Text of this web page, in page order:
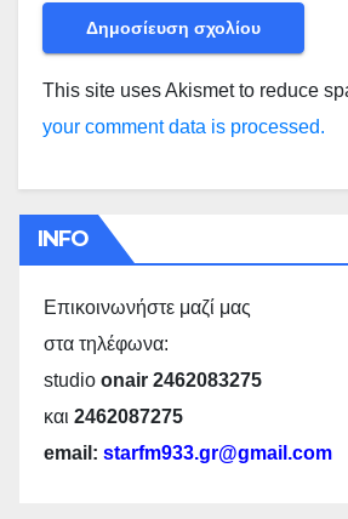
This site uses Akismet to reduce
your comment data is processed.
INFO
Επικοινωνήστε μαζί μας
στα τηλέφωνα:
studio onair 2462083275
και 2462087275
email: starfm933.gr@gmail.com